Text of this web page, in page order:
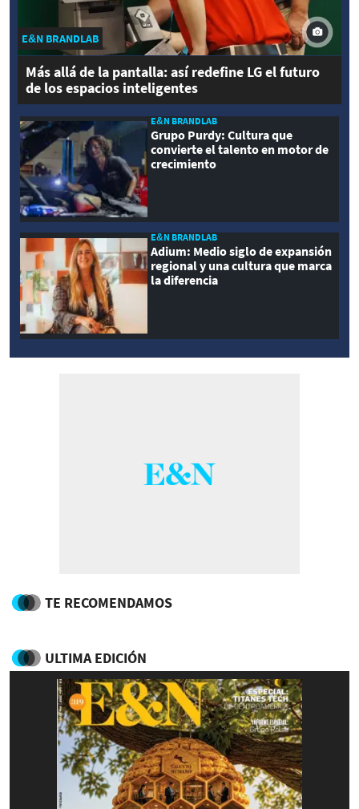
E&N BRANDLAB
Más allá de la pantalla: así redefine LG el futuro
de los espacios inteligentes
E&N BRANDLAB
Grupo Purdy: Cultura que
convierte el talento en motor de
crecimiento
E&N BRANDLAB
Adium: Medio siglo de expansión
regional y una cultura que marca
la diferencia
TE RECOMENDAMOS
ULTIMA EDICIÓN